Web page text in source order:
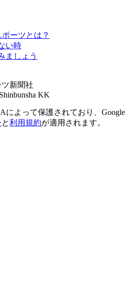
ーツとは？
い時
ましょう
新聞社
KK
によって保護されており、Google
と利用規約が適用されます。